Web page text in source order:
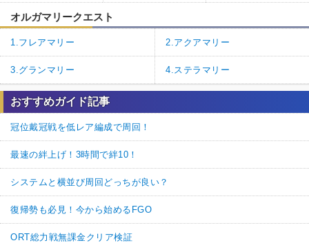
オルガマリークエスト
1.フレアマリー 2.アクアマリー
3.グランマリー 4.ステラマリー
おすすめガイド記事
冠位戴冠戦を低レア編成で周回！
最速の絆上げ！3時間で絆10！
システムと横並び周回どっちが良い？
復帰勢も必見！今から始めるFGO
ORT総力戦無課金クリア検証